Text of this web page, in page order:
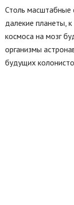
Столь масштабные
далекие планеты,
космоса на мозг
организмы
будущих